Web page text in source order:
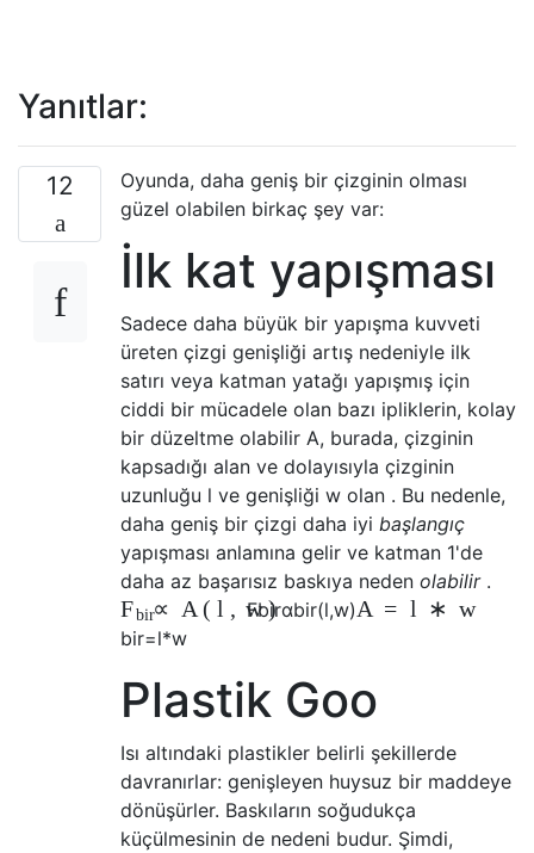
Yanıtlar:
12
Oyunda, daha geniş bir çizginin olması
güzel olabilen birkaç şey var:
İlk kat yapışması
Sadece daha büyük bir yapışma kuvveti
üreten çizgi genişliği artış nedeniyle ilk
satırı veya katman yatağı yapışmış için
ciddi bir mücadele olan bazı ipliklerin, kolay
bir düzeltme olabilir A, burada, çizginin
kapsadığı alan ve dolayısıyla çizginin
uzunluğu l ve genişliği w olan . Bu nedenle,
daha geniş bir çizgi daha iyi başlangıç
yapışması anlamına gelir ve katman 1'de
daha az başarısız baskıya neden olabilir.
Fbir∝ A (l , w)
Fbirαbir(l,w) A = l ∗ w
bir=l*w
Plastik Goo
Isı altındaki plastikler belirli şekillerde
davranırlar: genişleyen huysuz bir maddeye
dönüşürler. Baskıların soğudukça
küçülmesinin de nedeni budur. Şimdi,